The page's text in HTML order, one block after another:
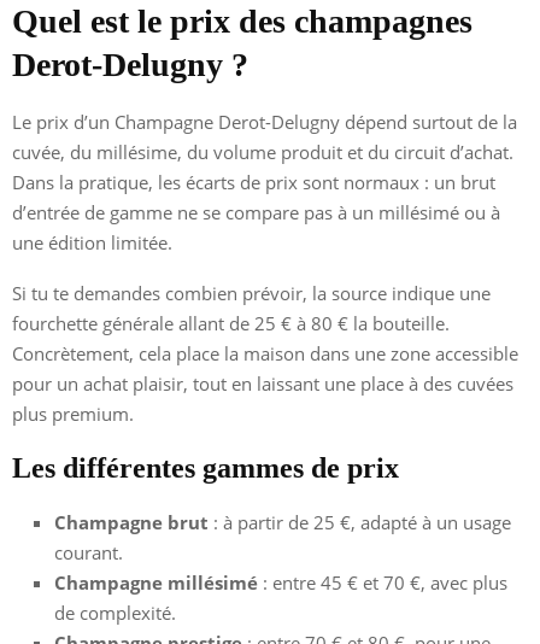
Quel est le prix des champagnes
Derot-Delugny ?
Le prix d’un Champagne Derot-Delugny dépend surtout de la
cuvée, du millésime, du volume produit et du circuit d’achat.
Dans la pratique, les écarts de prix sont normaux : un brut
d’entrée de gamme ne se compare pas à un millésimé ou à
une édition limitée.
Si tu te demandes combien prévoir, la source indique une
fourchette générale allant de 25 € à 80 € la bouteille.
Concrètement, cela place la maison dans une zone accessible
pour un achat plaisir, tout en laissant une place à des cuvées
plus premium.
Les différentes gammes de prix
Champagne brut : à partir de 25 €, adapté à un usage
courant.
Champagne millésimé : entre 45 € et 70 €, avec plus
de complexité.